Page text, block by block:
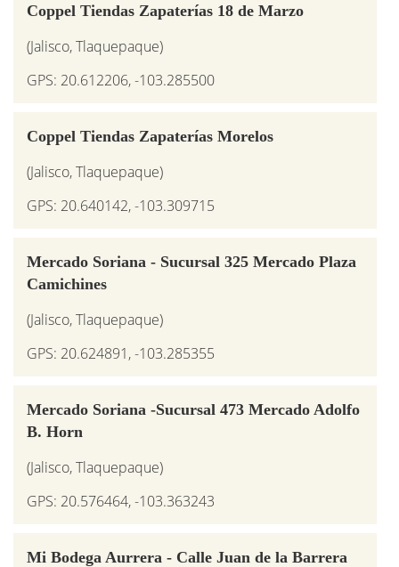
Coppel Tiendas Zapaterías 18 de Marzo
(Jalisco, Tlaquepaque)
GPS: 20.612206, -103.285500
Coppel Tiendas Zapaterías Morelos
(Jalisco, Tlaquepaque)
GPS: 20.640142, -103.309715
Mercado Soriana - Sucursal 325 Mercado Plaza
Camichines
(Jalisco, Tlaquepaque)
GPS: 20.624891, -103.285355
Mercado Soriana -Sucursal 473 Mercado Adolfo
B. Horn
(Jalisco, Tlaquepaque)
GPS: 20.576464, -103.363243
Mi Bodega Aurrera - Calle Juan de la Barrera